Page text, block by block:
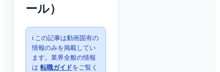
ール）
ℹ️ この記事は動画固有の
情報のみを掲載してい
ます。業界全般の情報
は 転職ガイドをご覧く